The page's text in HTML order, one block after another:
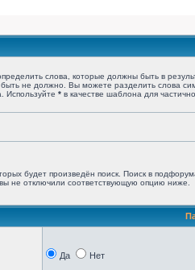
слова, которые должны быть в
быть не должно. Вы можете разделить слова
Используйте * в качестве шаблона для
будет произведён поиск. Поиск в
не отключили соответствующую опцию ниже.
Да Нет